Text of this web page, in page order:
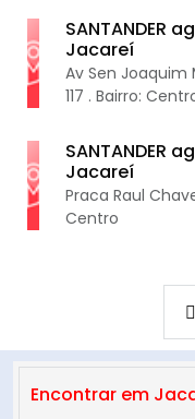
SANTANDER
Jacareí
Av Sen Joaquim
117 . Bairro:
SANTANDER
Jacareí
Praca Raul
Centro
Encontrar em